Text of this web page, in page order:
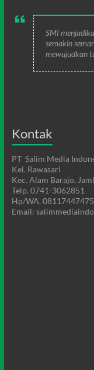
SMI
semakin
mewujudkan
Kontak
PT Salim Media
Kel. Rawasari
Kec. Alam Barajo,
Telp. 0741-3062851
Hp/WA.
Email: